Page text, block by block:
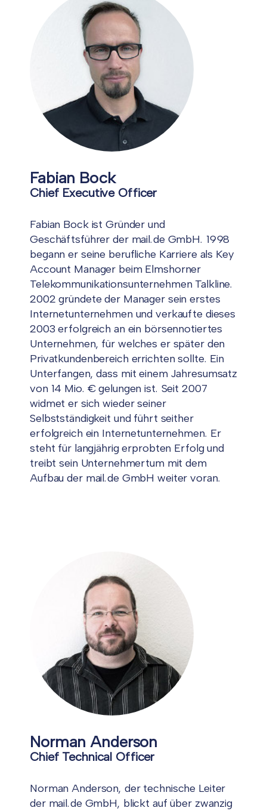
Fabian Bock
Chief Executive Officer
Fabian Bock ist Gründer und
Geschäftsführer der mail.de GmbH. 1998
begann er seine berufliche Karriere als Key
Account Manager beim Elmshorner
Telekommunikationsunternehmen Talkline.
2002 gründete der Manager sein erstes
Internetunternehmen und verkaufte dieses
2003 erfolgreich an ein börsennotiertes
Unternehmen, für welches er später den
Privatkundenbereich errichten sollte. Ein
Unterfangen, dass mit einem Jahresumsatz
von 14 Mio. € gelungen ist. Seit 2007
widmet er sich wieder seiner
Selbstständigkeit und führt seither
erfolgreich ein Internetunternehmen. Er
steht für langjährig erprobten Erfolg und
treibt sein Unternehmertum mit dem
Aufbau der mail.de GmbH weiter voran.
Norman Anderson
Chief Technical Officer
Norman Anderson, der technische Leiter
der mail.de GmbH, blickt auf über zwanzig